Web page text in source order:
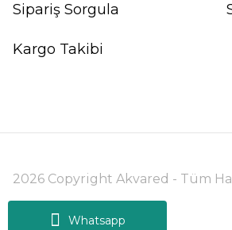
Whatsapp
Sipariş Sorgula
Kargo Takibi
2026 Copyright Akvared - Tüm